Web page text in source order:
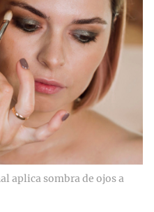
aplica sombra de ojos a